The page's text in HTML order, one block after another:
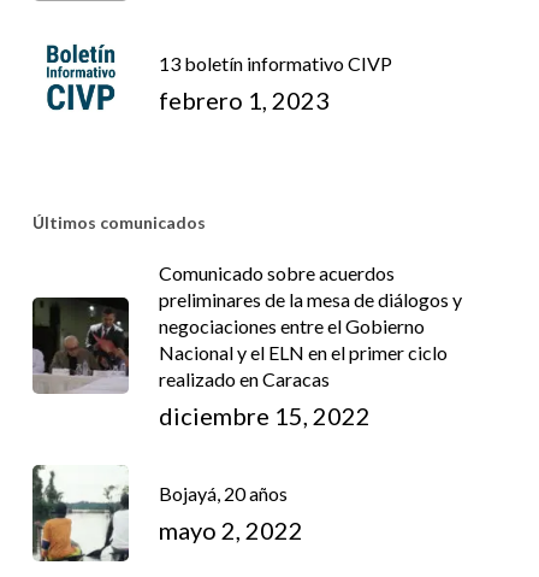
13 boletín informativo CIVP
febrero 1, 2023
Últimos comunicados
Comunicado sobre acuerdos
preliminares de la mesa de diálogos y
negociaciones entre el Gobierno
Nacional y el ELN en el primer ciclo
realizado en Caracas
diciembre 15, 2022
Bojayá, 20 años
mayo 2, 2022